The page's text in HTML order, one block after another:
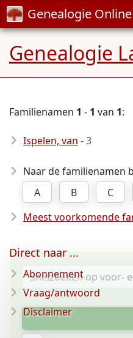
Genealogie Online
Genealogie
Familienamen 1 - 1 van 1:
Ispelen, van - 3
Naar de familienamen
A
B C
Meest voorkomende
Direct naar ...
Abonnement
Vraag/antwoord
Disclaimer